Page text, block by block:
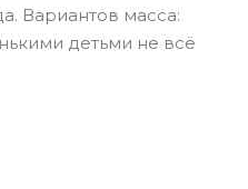
Вариантов масса:
детьми не всё